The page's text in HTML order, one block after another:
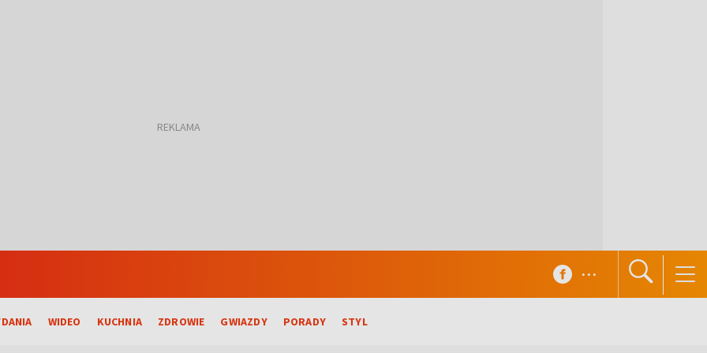
WIDEO KUCHNIA ZDROWIE GWIAZDY PORADY STYL
...